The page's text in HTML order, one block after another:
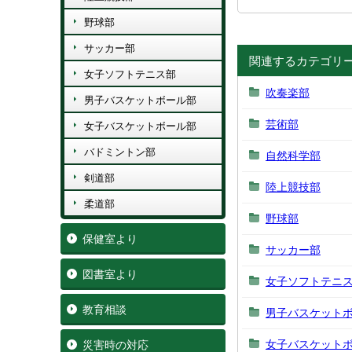
野球部
サッカー部
女子ソフトテニス部
男子バスケットボール部
女子バスケットボール部
バドミントン部
剣道部
柔道部
保健室より
図書室より
教育相談
災害時の対応
関連するカテゴリ
吹奏楽部
芸術部
自然科学部
陸上競技部
野球部
サッカー部
女子ソフトテニ
男子バスケット
女子バスケット